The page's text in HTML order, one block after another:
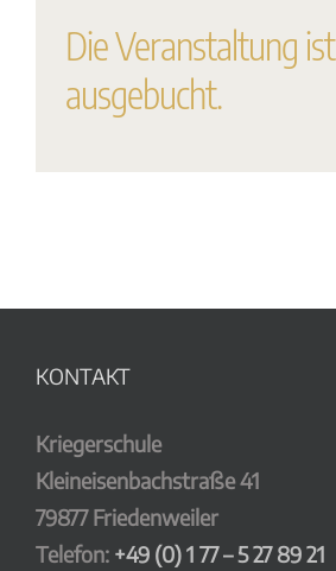
Die Veranstaltung ist
ausgebucht.
KONTAKT
Kriegerschule
Kleineisenbachstraße 41
79877 Friedenweiler
Telefon: +49 (0) 1 77 – 5 27 89 21